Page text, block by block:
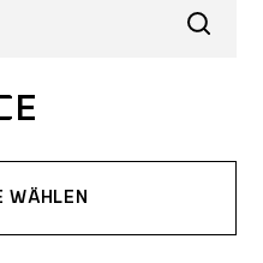
WÄHLEN